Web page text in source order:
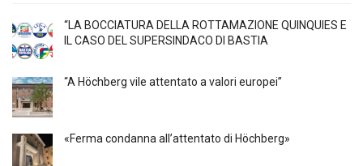
“LA BOCCIATURA DELLA ROTTAMAZIONE QUINQUIES E
IL CASO DEL SUPERSINDACO DI BASTIA
“A Höchberg vile attentato a valori europei”
«Ferma condanna all’attentato di Höchberg»